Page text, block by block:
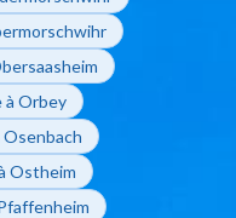
à Orbey
Osenbach
Ostheim